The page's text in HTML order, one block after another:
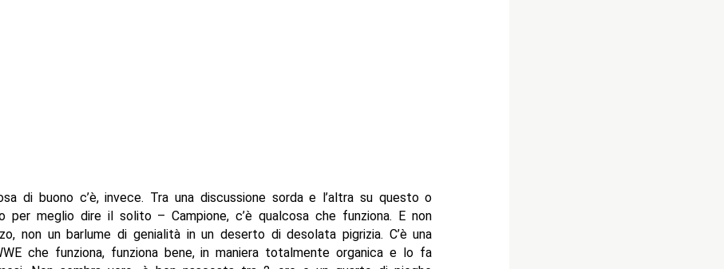
di buono c’è, invece. Tra una discussione sorda e l’altra su questo o
per meglio dire il solito – Campione, c’è qualcosa che funziona. E non
non un barlume di genialità in un deserto di desolata pigrizia. C’è una
che funziona, funziona bene, in maniera totalmente organica e lo fa